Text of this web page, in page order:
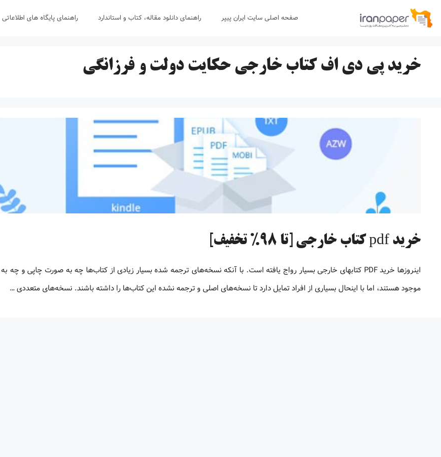
پرش
صفحه اصلی سایت ایران پیپر راهنمای دانلود مقاله، کتاب و استاندارد راهنمای پایگاه های اطلاعاتی
خرید پی دی اف کتاب خارجی حکایت دولت و فرزانگی
خرید pdf کتاب خارجی [تا 98% تخفیف]
موجود هستند، اما با اینحال بسیاری از افراد تمایل دارد تا نسخه‌های اصلی و ترجمه نشده این کتاب‌ها را داشته باشند. نسخه‌های متعددی …